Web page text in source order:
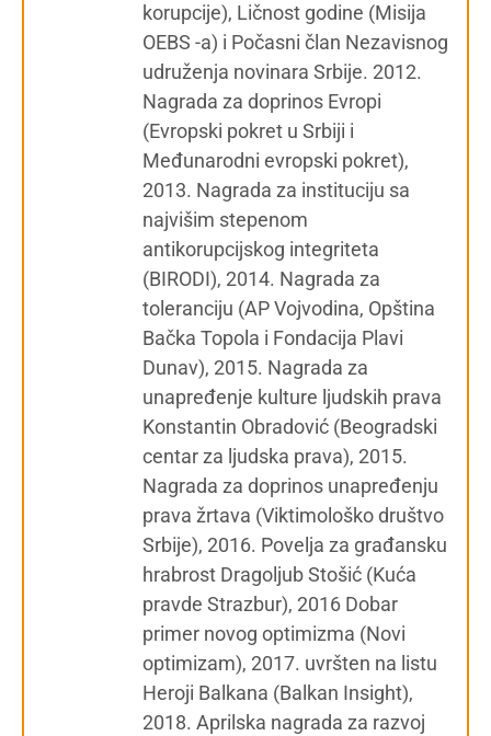
korupcije), Ličnost godine (Misija
OEBS -a) i Počasni član Nezavisnog
udruženja novinara Srbije. 2012.
Nagrada za doprinos Evropi
(Evropski pokret u Srbiji i
Međunarodni evropski pokret),
2013. Nagrada za instituciju sa
najvišim stepenom
antikorupcijskog integriteta
(BIRODI), 2014. Nagrada za
toleranciju (AP Vojvodina, Opština
Bačka Topola i Fondacija Plavi
Dunav), 2015. Nagrada za
unapređenje kulture ljudskih prava
Konstantin Obradović (Beogradski
centar za ljudska prava), 2015.
Nagrada za doprinos unapređenju
prava žrtava (Viktimološko društvo
Srbije), 2016. Povelja za građansku
hrabrost Dragoljub Stošić (Kuća
pravde Strazbur), 2016 Dobar
primer novog optimizma (Novi
optimizam), 2017. uvršten na listu
Heroji Balkana (Balkan Insight),
2018. Aprilska nagrada za razvoj